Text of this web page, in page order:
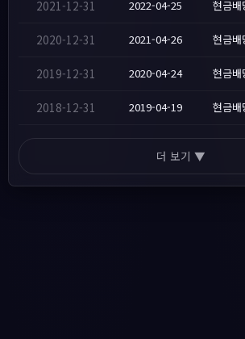
2021-12-31 2022-04-25 현금배
2020-12-31 2021-04-26 현금배
2019-12-31 2020-04-24 현금배
2018-12-31 2019-04-19 현금배
더 보기 ▼